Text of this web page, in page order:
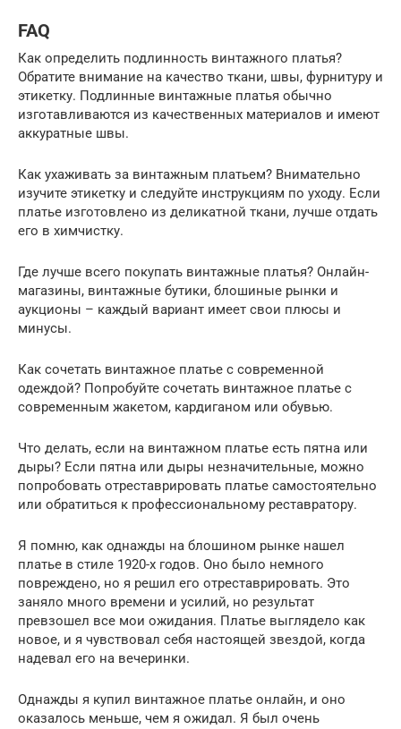
FAQ
Как определить подлинность винтажного платья?
Обратите внимание на качество ткани, швы, фурнитуру и
этикетку. Подлинные винтажные платья обычно
изготавливаются из качественных материалов и имеют
аккуратные швы.
Как ухаживать за винтажным платьем? Внимательно
изучите этикетку и следуйте инструкциям по уходу. Если
платье изготовлено из деликатной ткани, лучше отдать
его в химчистку.
Где лучше всего покупать винтажные платья? Онлайн-
магазины, винтажные бутики, блошиные рынки и
аукционы – каждый вариант имеет свои плюсы и
минусы.
Как сочетать винтажное платье с современной
одеждой? Попробуйте сочетать винтажное платье с
современным жакетом, кардиганом или обувью.
Что делать, если на винтажном платье есть пятна или
дыры? Если пятна или дыры незначительные, можно
попробовать отреставрировать платье самостоятельно
или обратиться к профессиональному реставратору.
Я помню, как однажды на блошином рынке нашел
платье в стиле 1920-х годов. Оно было немного
повреждено, но я решил его отреставрировать. Это
заняло много времени и усилий, но результат
превзошел все мои ожидания. Платье выглядело как
новое, и я чувствовал себя настоящей звездой, когда
надевал его на вечеринки.
Однажды я купил винтажное платье онлайн, и оно
оказалось меньше, чем я ожидал. Я был очень